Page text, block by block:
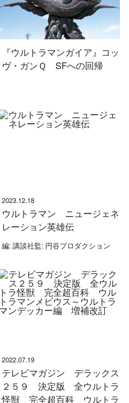
『ウルトラマンガイア』コッ
ヴ・ガンＱ SFへの回帰
2023.12.18
ウルトラマン ニュージェネ
レーション英雄伝
編: 講談社監: 円谷プロダクション
2022.07.19
テレビマガジン デラックス
２５９ 決定版 全ウルトラ
怪獣 完全超百科 ウルトラ